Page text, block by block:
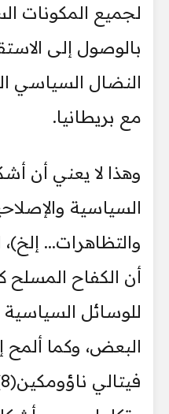
لجميع المكونات
بالوصول إلى
النضال السياسي
مع بريطانيا.
وهذا لا يعني أن
السياسية
والتظاهرات...
أن الكفاح
للوسائل السياسية
البعض، وكما ألمح